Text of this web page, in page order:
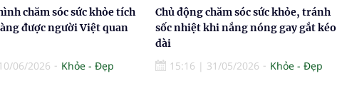
chăm sóc sức khỏe tích
được người Việt quan
10/06/2026 Khỏe - Đẹp
Chủ động chăm sóc sức khỏe, tránh
sốc nhiệt khi nắng nóng gay gắt kéo
dài
15:16 | 31/05/2026 Khỏe - Đẹp